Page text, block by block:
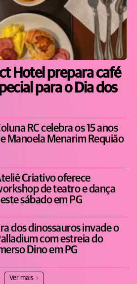
Hotel prepara café
para o Dia dos
RC celebra os 15 anos
Manoela Menarim Requião
Criativo oferece
de teatro e dança
sábado em PG
dos dinossauros invade o
com estreia do
Dino em PG
Ver mais